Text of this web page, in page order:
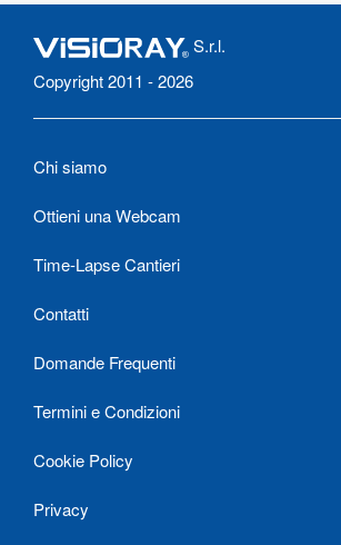
S.r.l.
Copyright 2011 - 2026
Chi siamo
Ottieni una Webcam
Time-Lapse Cantieri
Contatti
Domande Frequenti
Termini e Condizioni
Cookie Policy
Privacy